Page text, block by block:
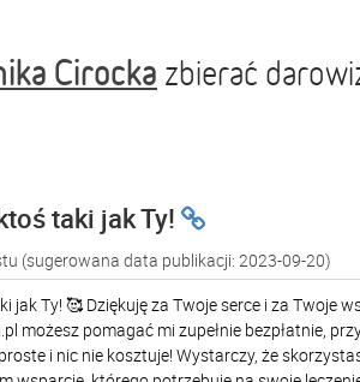
Cirocka zbierać
taki jak Ty!
(sugerowana data publikacji: 2023-09-20)